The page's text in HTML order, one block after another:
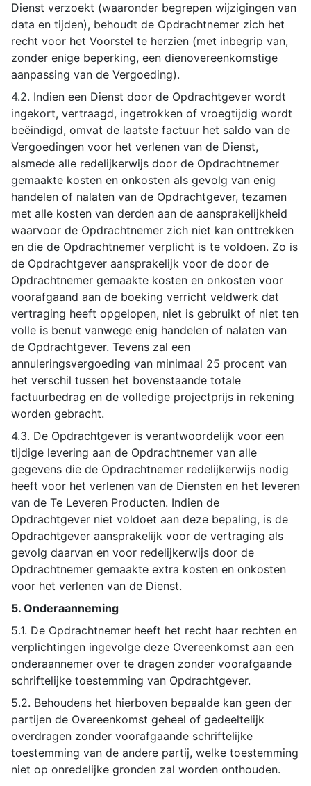
Dienst verzoekt (waaronder begrepen wijzigingen van
data en tijden), behoudt de Opdrachtnemer zich het
recht voor het Voorstel te herzien (met inbegrip van,
zonder enige beperking, een dienovereenkomstige
aanpassing van de Vergoeding).
4.2. Indien een Dienst door de Opdrachtgever wordt
ingekort, vertraagd, ingetrokken of vroegtijdig wordt
beëindigd, omvat de laatste factuur het saldo van de
Vergoedingen voor het verlenen van de Dienst,
alsmede alle redelijkerwijs door de Opdrachtnemer
gemaakte kosten en onkosten als gevolg van enig
handelen of nalaten van de Opdrachtgever, tezamen
met alle kosten van derden aan de aansprakelijkheid
waarvoor de Opdrachtnemer zich niet kan onttrekken
en die de Opdrachtnemer verplicht is te voldoen. Zo is
de Opdrachtgever aansprakelijk voor de door de
Opdrachtnemer gemaakte kosten en onkosten voor
voorafgaand aan de boeking verricht veldwerk dat
vertraging heeft opgelopen, niet is gebruikt of niet ten
volle is benut vanwege enig handelen of nalaten van
de Opdrachtgever. Tevens zal een
annuleringsvergoeding van minimaal 25 procent van
het verschil tussen het bovenstaande totale
factuurbedrag en de volledige projectprijs in rekening
worden gebracht.
4.3. De Opdrachtgever is verantwoordelijk voor een
tijdige levering aan de Opdrachtnemer van alle
gegevens die de Opdrachtnemer redelijkerwijs nodig
heeft voor het verlenen van de Diensten en het leveren
van de Te Leveren Producten. Indien de
Opdrachtgever niet voldoet aan deze bepaling, is de
Opdrachtgever aansprakelijk voor de vertraging als
gevolg daarvan en voor redelijkerwijs door de
Opdrachtnemer gemaakte extra kosten en onkosten
voor het verlenen van de Dienst.
5. Onderaanneming
5.1. De Opdrachtnemer heeft het recht haar rechten en
verplichtingen ingevolge deze Overeenkomst aan een
onderaannemer over te dragen zonder voorafgaande
schriftelijke toestemming van Opdrachtgever.
5.2. Behoudens het hierboven bepaalde kan geen der
partijen de Overeenkomst geheel of gedeeltelijk
overdragen zonder voorafgaande schriftelijke
toestemming van de andere partij, welke toestemming
niet op onredelijke gronden zal worden onthouden.